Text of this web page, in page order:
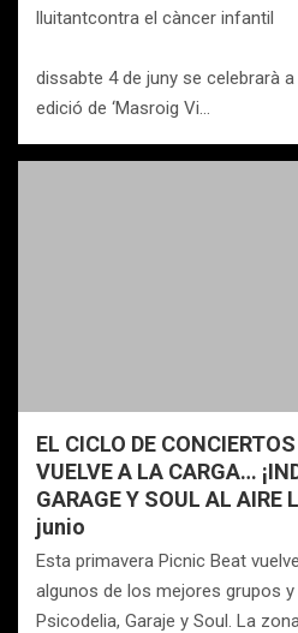
lluitantcontra el càncer infantil
dissabte 4 de juny se celebrarà
edició de ‘Masroig Vi…
EL CICLO DE
VUELVE A LA CARGA…
GARAGE Y SOUL AL AIRE
junio
Esta primavera Picnic Beat
algunos de los mejores grupos y
Psicodelia, Garaje y Soul. La